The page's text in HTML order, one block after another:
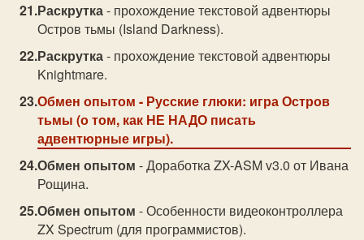
Раскрутка- прохождение текстовой адвентюры
Остров тьмы (Island Darkness).
Раскрутка- прохождение текстовой адвентюры
Knightmare.
Обмен опытом - Русские глюки: игра Остров
тьмы (о том, как НЕ НАДО писать
адвентюрные игры).
Обмен опытом - Доработка ZX-ASM v3.0 от Ивана
Рощина.
Обмен опытом - Особенности видеоконтроллера
ZX Spectrum (для программистов).